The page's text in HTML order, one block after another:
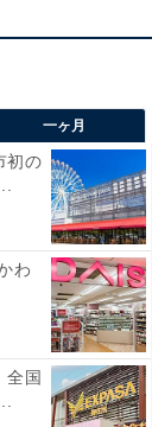
ト充電器
便利なセッ
などのス
。手のひら
用により、
ンの鮮やかな
デスク周りの
の保護システ
守ってくれ
一ヶ月
初の
わ
全国